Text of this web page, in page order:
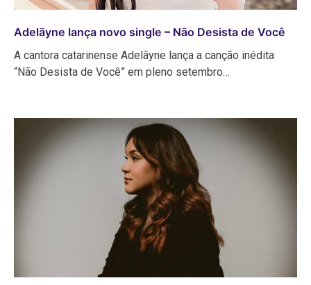
Adelãyne lança novo single – Não Desista de Você
A cantora catarinense Adelãyne lança a canção inédita
“Não Desista de Você” em pleno setembro…